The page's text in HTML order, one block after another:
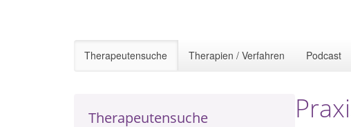
Therapeutensuche Therapien / Verfahren Podcast
Therapeutensuche